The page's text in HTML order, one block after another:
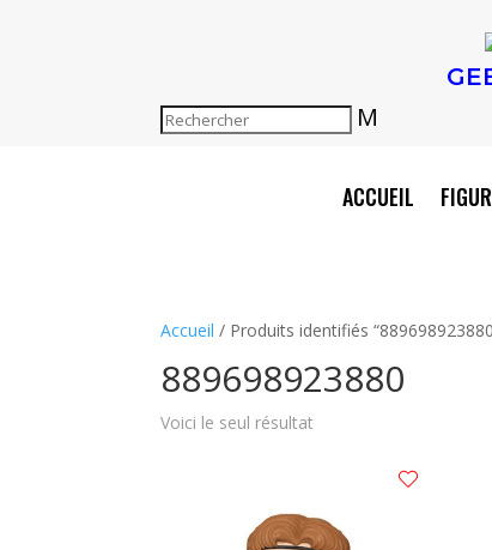
M
ACCUEIL
Accueil / Produits identifiés
889698923880
Voici le seul résultat